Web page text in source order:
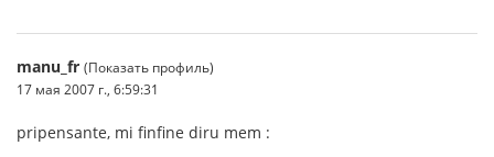
manu_fr (Показать профиль)
17 мая 2007 г., 6:59:31
pripensante, mi finfine diru mem :